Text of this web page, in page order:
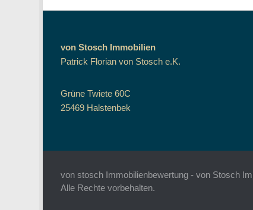
von Stosch Immobilien
Patrick Florian von Stosch e.K.
Grüne Twiete 60C
25469 Halstenbek
von stosch Immobilienbewertung - von Stosch
Alle Rechte vorbehalten.